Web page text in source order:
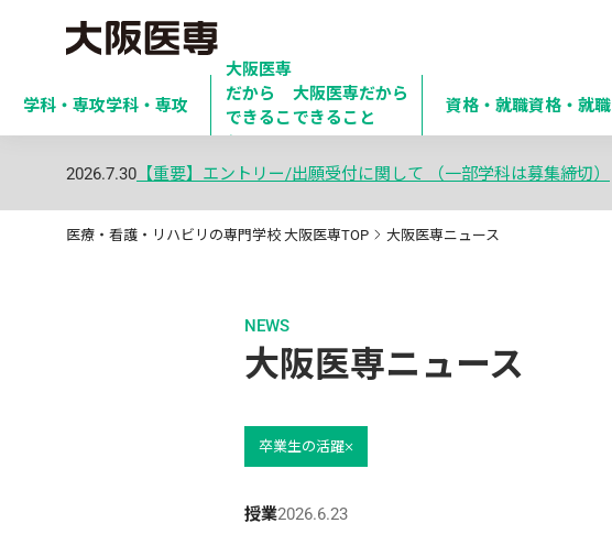
学科・専攻学科・専攻
大阪医専
だから
できるこ
と
大阪医専だから
できること
資格・就職資格・就職
2026.7.30 【重要】エントリー/出願受付に関して （一部学科は募集締切）
医療・看護・リハビリの専門学校 大阪医専TOP 大阪医専ニュース
NEWS
大阪医専ニュース
卒業生の活躍
授業2026.6.23